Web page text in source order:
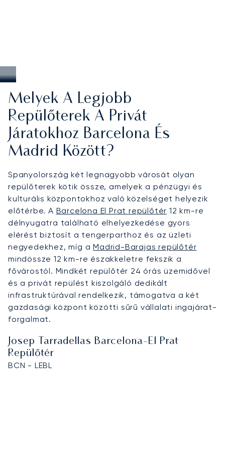
Melyek A Legjobb
Repülőterek A Privát
Járatokhoz Barcelona És
Madrid Között?
Spanyolország két legnagyobb városát olyan
repülőterek kötik össze, amelyek a pénzügyi és
kulturális központokhoz való közelséget helyezik
előtérbe. A Barcelona El Prat repülőtér 12 km-re
délnyugatra található elhelyezkedése gyors
elérést biztosít a tengerparthoz és az üzleti
negyedekhez, míg aMadrid-Barajas repülőtér
mindössze 12 km-re északkeletre fekszik a
fővárostól. Mindkét repülőtér 24 órás üzemidővel
és a privát repülést kiszolgáló dedikált
infrastruktúrával rendelkezik, támogatva a két
gazdasági központ közötti sűrű vállalati ingajárat-
forgalmat.
Josep Tarradellas Barcelona-El Prat
Repülőtér
BCN - LEBL